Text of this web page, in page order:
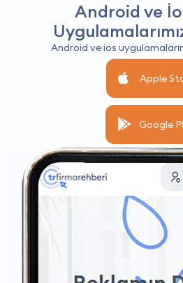
Android ve
Android ve ios
Apple
Google